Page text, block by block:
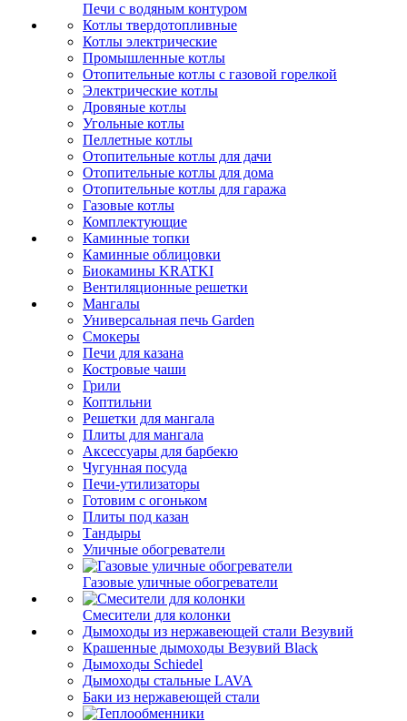
Печи с водяным контуром
Котлы твердотопливные
Котлы электрические
Промышленные котлы
Отопительные котлы с газовой горелкой
Электрические котлы
Дровяные котлы
Угольные котлы
Пеллетные котлы
Отопительные котлы для дачи
Отопительные котлы для дома
Отопительные котлы для гаража
Газовые котлы
Комплектующие
Каминные топки
Каминные облицовки
Биокамины KRATKI
Вентиляционные решетки
Мангалы
Универсальная печь Garden
Смокеры
Печи для казана
Костровые чаши
Грили
Коптильни
Решетки для мангала
Плиты для мангала
Аксессуары для барбекю
Чугунная посуда
Печи-утилизаторы
Готовим с огоньком
Плиты под казан
Тандыры
Уличные обогреватели
Газовые уличные обогреватели
Смесители для колонки
Дымоходы из нержавеющей стали Везувий
Крашенные дымоходы Везувий Black
Дымоходы Schiedel
Дымоходы стальные LAVA
Баки из нержавеющей стали